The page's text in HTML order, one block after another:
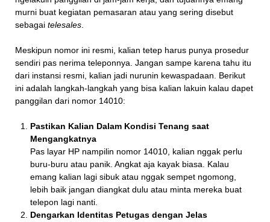
murni buat kegiatan pemasaran atau yang sering disebut
sebagai telesales
Meskipun nomor ini resmi, kalian tetep harus punya prosedur
sendiri pas nerima teleponnya. Jangan sampe karena tahu itu
dari instansi resmi, kalian jadi nurunin kewaspadaan. Berikut
ini adalah langkah-langkah yang bisa kalian lakuin kalau dapet
panggilan dari nomor 14010:
Pastikan Kalian Dalam Kondisi Tenang saat
Mengangkatnya
Pas layar HP nampilin nomor 14010, kalian nggak perlu
buru-buru atau panik. Angkat aja kayak biasa. Kalau
emang kalian lagi sibuk atau nggak sempet ngomong,
lebih baik jangan diangkat dulu atau minta mereka buat
telepon lagi nanti.
Dengarkan Identitas Petugas dengan Jelas